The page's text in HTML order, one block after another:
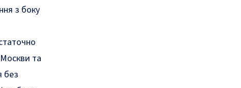
з боку
та
без